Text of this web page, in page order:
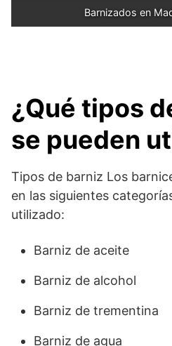
Barnizados en
¿Qué tipos
se pueden
Tipos de barniz Los
en las siguientes
utilizado:
Barniz de aceite
Barniz de alcohol
Barniz de trementina
Barniz de agua